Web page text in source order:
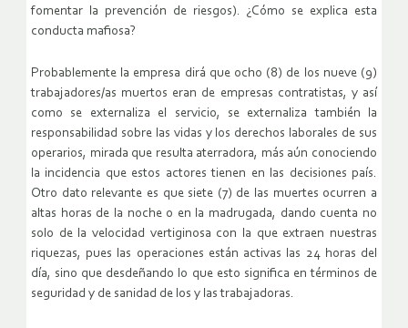
fomentar la prevención de riesgos). ¿Cómo se explica esta
conducta mafiosa?
Probablemente la empresa dirá que ocho (8) de los nueve (9)
trabajadores/as muertos eran de empresas contratistas, y así
como se externaliza el servicio, se externaliza también la
responsabilidad sobre las vidas y los derechos laborales de sus
operarios, mirada que resulta aterradora, más aún conociendo
la incidencia que estos actores tienen en las decisiones país.
Otro dato relevante es que siete (7) de las muertes ocurren a
altas horas de la noche o en la madrugada, dando cuenta no
solo de la velocidad vertiginosa con la que extraen nuestras
riquezas, pues las operaciones están activas las 24 horas del
día, sino que desdeñando lo que esto significa en términos de
seguridad y de sanidad de los y las trabajadoras.